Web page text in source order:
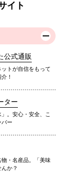
イト
公式通販
トが自信をもって
！
ター
。安心・安全、こ
バー
・名産品。「美味
か？